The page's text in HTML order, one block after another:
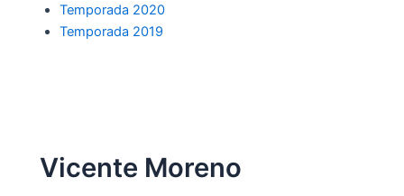
Temporada 2020
Temporada 2019
Vicente Moreno